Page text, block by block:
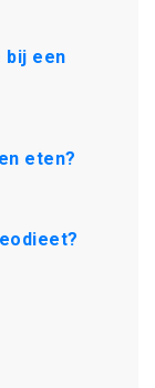
bij een
eten?